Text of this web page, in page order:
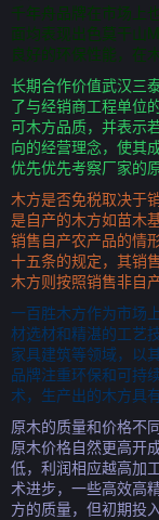
千年舟品牌在市场上
面均表现出色莫干山
良好的环保性能，在
长期合作价值武汉三
了与经销商工程单位
可木方品质，并表示
向的经营理念，使其
优先优先考察厂家的
木方是否免税取决于
是自产的木方如苗木
销售自产农产品的情
十五条的规定，其销
木方则按照销售非自
一百胜木方作为市场
材选材和精湛的工艺
家具建筑等领域，以
品牌注重环保和可持
术，生产出的木方具
原木的质量和价格不
原木价格自然更高开
低，利润相应越高加
术进步，一些高效高
方的质量，但初期投